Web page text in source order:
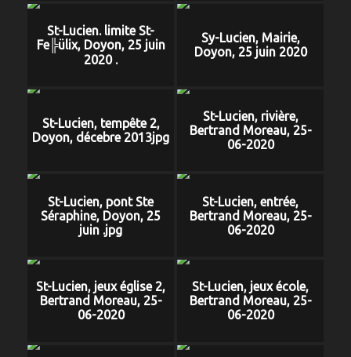
St-Lucien. limite St-
Fe╠ülix, Doyon, 25 juin
2020 .
Sy-Lucien, Mairie,
Doyon, 25 juin 2020
St-Lucien, tempête 2,
Doyon, décebre 2013jpg
St-Lucien, rivière,
Bertrand Moreau, 25-
06-2020
St-Lucien, pont Ste
Séraphine, Doyon, 25
juin .jpg
St-Lucien, entrée,
Bertrand Moreau, 25-
06-2020
St-Lucien, jeux église 2,
Bertrand Moreau, 25-
06-2020
St-Lucien, jeux école,
Bertrand Moreau, 25-
06-2020